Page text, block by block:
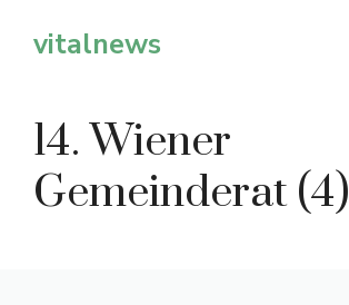
Inhaltvitalnews
14. Wiener
Gemeinderat (4)